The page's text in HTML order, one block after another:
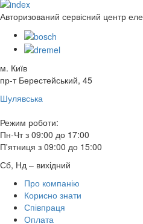
Авторизований сервісний центр
м. Київ
пр-т Берестейський, 45
Шулявська
Режим роботи:
Пн-Чт з 09:00 до 17:00
П'ятниця з 09:00 до 15:00
Сб, Нд – вихідний
Про компанію
Корисно знати
Співпраця
Оплата